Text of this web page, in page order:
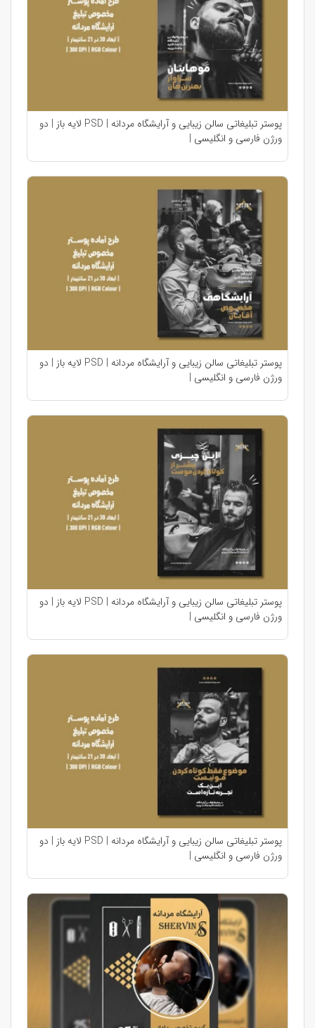
پوستر تبلیغاتی سالن زیبایی و آرایشگاه مردانه | PSD لایه باز | دو
ورژن فارسی و انگلیسی |
پوستر تبلیغاتی سالن زیبایی و آرایشگاه مردانه | PSD لایه باز | دو
ورژن فارسی و انگلیسی |
پوستر تبلیغاتی سالن زیبایی و آرایشگاه مردانه | PSD لایه باز | دو
ورژن فارسی و انگلیسی |
پوستر تبلیغاتی سالن زیبایی و آرایشگاه مردانه | PSD لایه باز | دو
ورژن فارسی و انگلیسی |